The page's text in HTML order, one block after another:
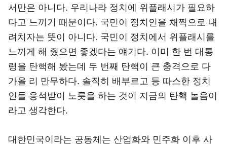
서만은 아니다. 우리나라 정치에 위플래시가 필요하
다고 느끼기 때문이다. 국민이 정치인을 채찍으로 내
려치자는 뜻이 아니다. 국민이 정치에서 위플래시를
느끼게 해 줬으면 좋겠다는 얘기다. 이미 한 번 대통
령을 탄핵해 봤는데 두 번째 탄핵이 큰 충격으로 다
가올 리 만무하다. 솔직히 배부르고 등 따스한 정치
인들 응석받이 노릇을 하는 것이 지금의 탄핵 놀음이
라고 생각한다.
대한민국이라는 공동체는 산업화와 민주화 이후 사